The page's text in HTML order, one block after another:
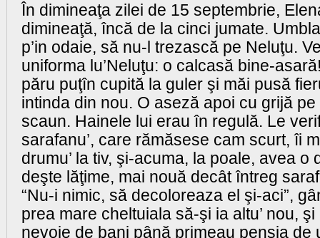
În dimineaţa zilei de 15 septembrie,
dimineaţă, încă de la cinci jumate.
p’in odaie, să nu-l trezască pe Neluţu.
uniforma lu’Neluţu: o calcasă bine-
păru puţîn cupită la guler şi măi pusă
intinda din nou. O aseză apoi cu grijă pe
scaun. Hainele lui erau în regulă. Le
sarafanu’, care rămăsese cam scurt, îi
drumu’ la tiv, şi-acuma, la poale, avea o
deşte lăţime, mai nouă decât întreg
“Nu-i nimic, să decoloreaza el şi-aci”,
prea mare cheltuiala să-şi ia altu’ nou,
nevoie de bani până primeau pensia de